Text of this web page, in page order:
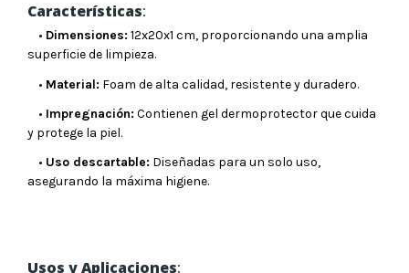
Características:
• Dimensiones: 12x20x1 cm, proporcionando una amplia
superficie de limpieza.
• Material: Foam de alta calidad, resistente y duradero.
• Impregnación: Contienen gel dermoprotector que cuida
y protege la piel.
• Uso descartable: Diseñadas para un solo uso,
asegurando la máxima higiene.
Usos y Aplicaciones: